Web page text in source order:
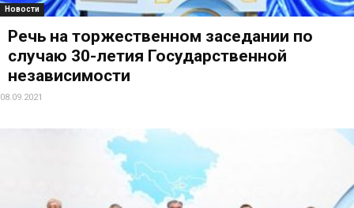
Новости
Речь на торжественном заседании по
случаю 30-летия Государственной
независимости
08.09.2021